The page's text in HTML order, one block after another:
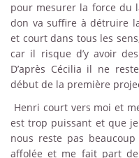
pour mesurer la force du
don va suffire à détruire
et court dans tous les
car il risque d’y avoir
D’après Cécilia il ne
début de la première
Henri court vers moi et
est trop puissant et que
nous reste pas
affolée et me fait part de